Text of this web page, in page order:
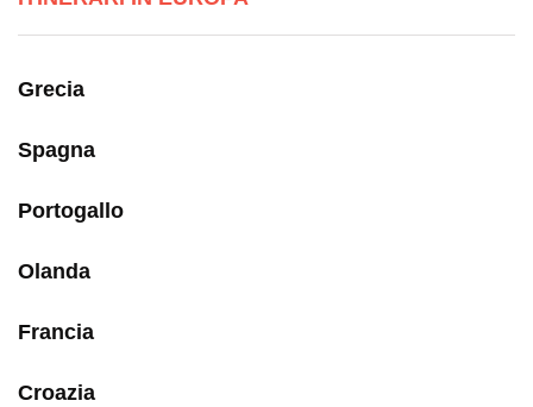
Grecia
Spagna
Portogallo
Olanda
Francia
Croazia